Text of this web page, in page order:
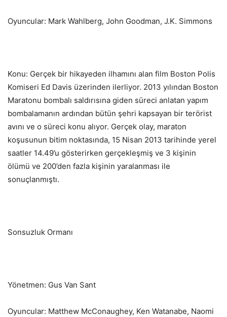
Oyuncular: Mark Wahlberg, John Goodman, J.K. Simmons
Konu: Gerçek bir hikayeden ilhamını alan film Boston Polis
Komiseri Ed Davis üzerinden ilerliyor. 2013 yılından Boston
Maratonu bombalı saldırısına giden süreci anlatan yapım
bombalamanın ardından bütün şehri kapsayan bir terörist
avını ve o süreci konu alıyor. Gerçek olay, maraton
koşusunun bitim noktasında, 15 Nisan 2013 tarihinde yerel
saatler 14.49’u gösterirken gerçekleşmiş ve 3 kişinin
ölümü ve 200’den fazla kişinin yaralanması ile
sonuçlanmıştı.
Sonsuzluk Ormanı
Yönetmen: Gus Van Sant
Oyuncular: Matthew McConaughey, Ken Watanabe, Naomi